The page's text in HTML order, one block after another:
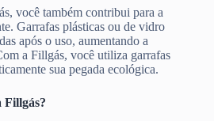
você também contribui para a
Garrafas plásticas ou de vidro
após o uso, aumentando a
a Fillgás, você utiliza garrafas
sua pegada ecológica.
Fillgás?